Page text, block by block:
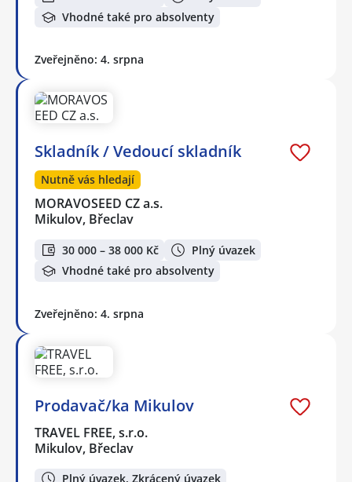
Vhodné také pro absolventy
Zveřejněno: 4. srpna
Skladník / Vedoucí skladník
Nutně vás hledají
MORAVOSEED CZ a.s.
Mikulov, Břeclav
30 000 – 38 000 Kč
Plný úvazek
Vhodné také pro absolventy
Zveřejněno: 4. srpna
Prodavač/ka Mikulov
TRAVEL FREE, s.r.o.
Mikulov, Břeclav
Plný úvazek, Zkrácený úvazek